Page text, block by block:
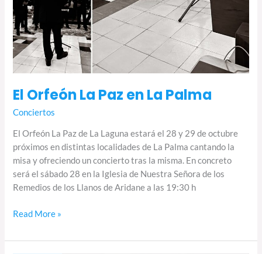
El Orfeón La Paz en La Palma
Conciertos
El Orfeón La Paz de La Laguna estará el 28 y 29 de octubre
próximos en distintas localidades de La Palma cantando la
misa y ofreciendo un concierto tras la misma. En concreto
será el sábado 28 en la Iglesia de Nuestra Señora de los
Remedios de los Llanos de Aridane a las 19:30 h
Read More »